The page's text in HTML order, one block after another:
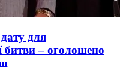
для
битви – оголошено